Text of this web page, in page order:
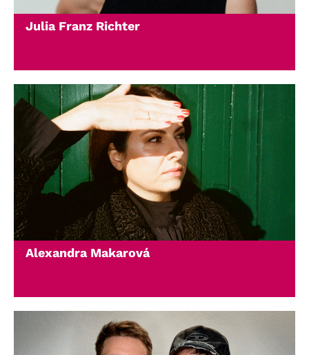
Julia Franz Richter
Alexandra Makarová